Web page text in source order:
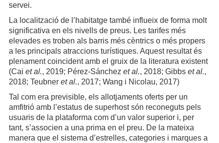
servei.
La localització de l’habitatge també influeix de forma molt
significativa en els nivells de preus. Les tarifes més
elevades es troben als barris més cèntrics o més propers
a les principals atraccions turístiques. Aquest resultat és
plenament coincident amb el gruix de la literatura existent
(Cai et al., 2019; Pérez-Sánchez et al., 2018; Gibbs et al.,
2018; Teubner et al., 2017; Wang i Nicolau, 2017)
Tal com era previsible, els allotjaments oferts per un
amfitrió amb l’estatus de superhost són reconeguts pels
usuaris de la plataforma com d’un valor superior i, per
tant, s’associen a una prima en el preu. De la mateixa
manera que el sistema d’estrelles, categories i marques a